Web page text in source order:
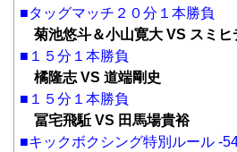
■タッグマッチ２０分１本勝負
菊池悠斗＆小山寛大 VS スミ
■１５分１本勝負
橘隆志 VS 道端剛史
■１５分１本勝負
冨宅飛駈 VS 田馬場貴裕
■キックボクシング特別ルール -